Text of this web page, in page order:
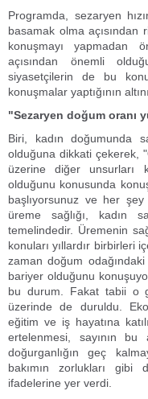
Programda, sezaryen
basamak olma açısından
konuşmayı yapmadan
açısından önemli
siyasetçilerin de bu
konuşmalar yaptığının
"Sezaryen doğum oranı
Biri, kadın doğumunda
olduğuna dikkati çekerek,
üzerine diğer unsurları
olduğunu konusunda
başlıyorsunuz ve her şey
üreme sağlığı, kadın
temelindedir. Üremenin
konuları yıllardır birbirleri
zaman doğum
bariyer olduğunu
bu durum. Fakat tabii o
üzerinde de duruldu.
eğitim ve iş hayatına
ertelenmesi, sayının bu
doğurganlığın geç
bakımın zorlukları
ifadelerine yer verdi.